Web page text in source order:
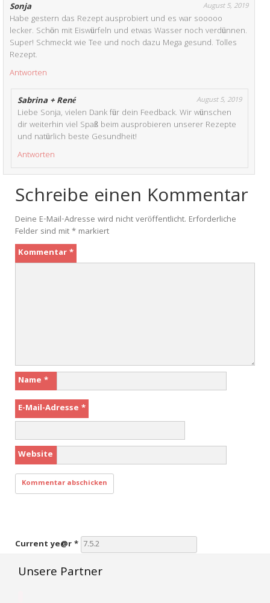
Sonja August 5, 2019
Habe gestern das Rezept ausprobiert und es war sooooo
lecker. Schön mit Eiswürfeln und etwas Wasser noch verdünnen.
Super! Schmeckt wie Tee und noch dazu Mega gesund. Tolles
Rezept.
Antworten
Sabrina + René August 5, 2019
Liebe Sonja, vielen Dank für dein Feedback. Wir wünschen
dir weiterhin viel Spaß beim ausprobieren unserer Rezepte
und natürlich beste Gesundheit!
Antworten
Schreibe einen Kommentar
Deine E-Mail-Adresse wird nicht veröffentlicht. Erforderliche
Felder sind mit* markiert
Kommentar*
Name *
E-Mail-Adresse *
Website
Current ye@r*
Unsere Partner